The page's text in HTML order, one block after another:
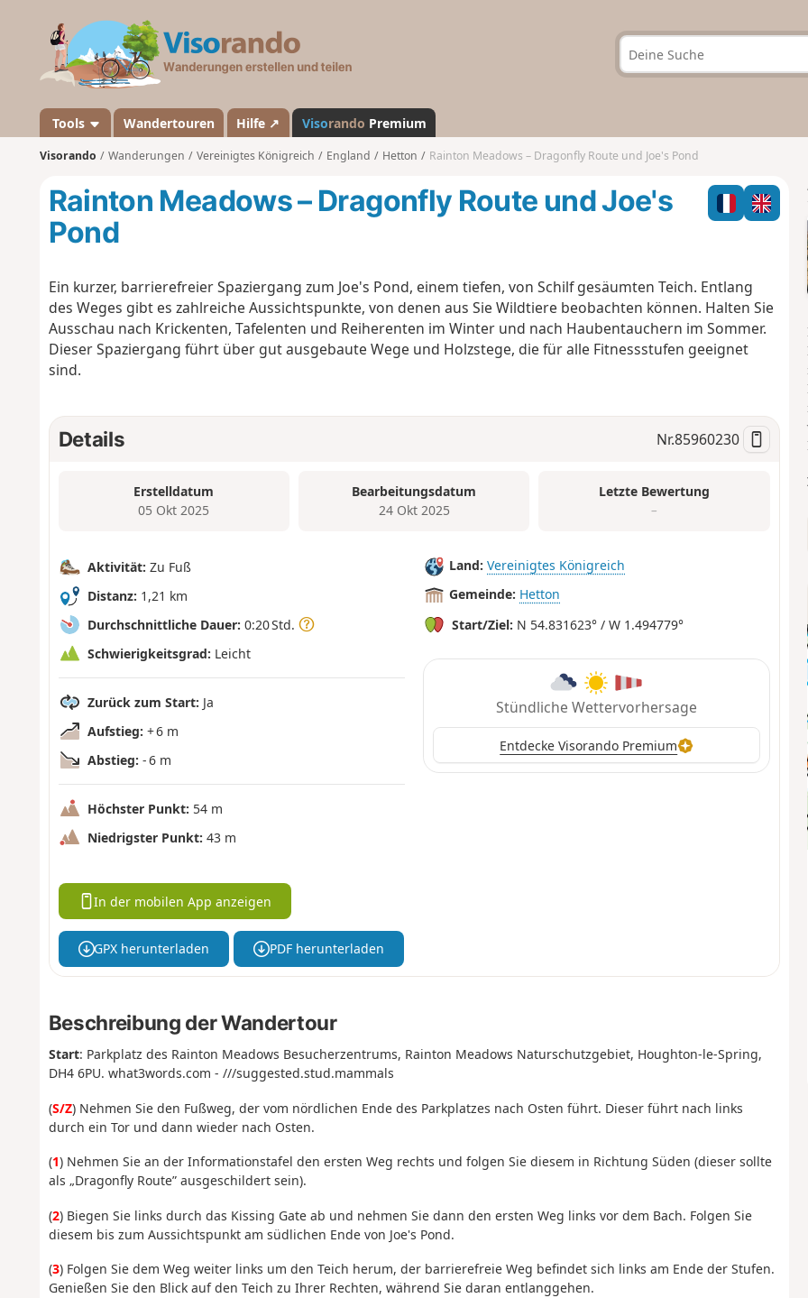
a
n
d
Tools Wandertouren Hilfe ↗ Visorando Premium
Visorando Wanderungen Vereinigtes Königreich England Hetton Rainton Meadows – Dragonfly Route und Joe's Pond
Rainton Meadows – Dragonfly Route und Joe's
Pond
Ein kurzer, barrierefreier Spaziergang zum Joe's Pond, einem tiefen, von Schilf gesäumten Teich. Entlang
des Weges gibt es zahlreiche Aussichtspunkte, von denen aus Sie Wildtiere beobachten können. Halten Sie
Ausschau nach Krickenten, Tafelenten und Reiherenten im Winter und nach Haubentauchern im Sommer.
Dieser Spaziergang führt über gut ausgebaute Wege und Holzstege, die für alle Fitnessstufen geeignet
sind.
Details Nr.85960230
Erstelldatum
05 Okt 2025
Bearbeitungsdatum
24 Okt 2025
Letzte Bewertung
–
Aktivität: Zu Fuß
Distanz: 1,21 km
Durchschnittliche Dauer: 0:20 Std.
Schwierigkeitsgrad: Leicht
Zurück zum Start: Ja
Aufstieg: + 6 m
Abstieg: - 6 m
Höchster Punkt: 54 m
Niedrigster Punkt: 43 m
Land: Vereinigtes Königreich
Gemeinde: Hetton
Start/Ziel: N 54.831623° / W 1.494779°
Stündliche Wettervorhersage
Entdecke Visorando Premium
In der mobilen App anzeigen
GPX herunterladen PDF herunterladen
Beschreibung der Wandertour
Start: Parkplatz des Rainton Meadows Besucherzentrums, Rainton Meadows Naturschutzgebiet, Houghton-le-Spring,
DH4 6PU. what3words.com - ///suggested.stud.mammals
(S/Z) Nehmen Sie den Fußweg, der vom nördlichen Ende des Parkplatzes nach Osten führt. Dieser führt nach links
durch ein Tor und dann wieder nach Osten.
(1) Nehmen Sie an der Informationstafel den ersten Weg rechts und folgen Sie diesem in Richtung Süden (dieser sollte
als „Dragonfly Route” ausgeschildert sein).
(2) Biegen Sie links durch das Kissing Gate ab und nehmen Sie dann den ersten Weg links vor dem Bach. Folgen Sie
diesem bis zum Aussichtspunkt am südlichen Ende von Joe's Pond.
(3) Folgen Sie dem Weg weiter links um den Teich herum, der barrierefreie Weg befindet sich links am Ende der Stufen.
Genießen Sie den Blick auf den Teich zu Ihrer Rechten, während Sie daran entlanggehen.